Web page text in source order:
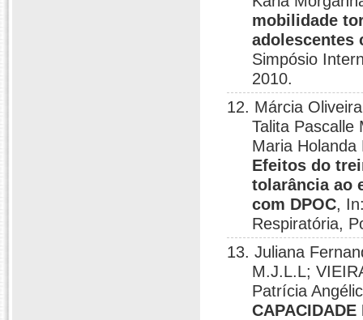
mobilidade
adolescentes
Simpósio
2010.
12. Márcia
Talita Pascalle
Maria
Efeitos do
tolarância ao
com DPOC,
Respiratória,
13. Juliana
M.J.L.L;
Patrícia